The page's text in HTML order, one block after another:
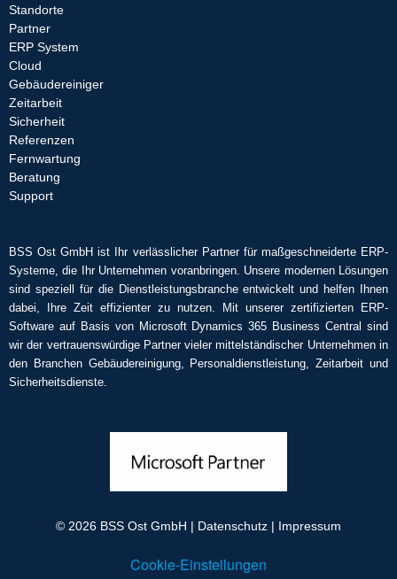
Standorte
Partner
ERP System
Cloud
Gebäudereiniger
Zeitarbeit
Sicherheit
Referenzen
Fernwartung
Beratung
Support
BSS Ost GmbH ist Ihr verlässlicher Partner für maßgeschneiderte ERP-
Systeme, die Ihr Unternehmen voranbringen. Unsere modernen Lösungen
sind speziell für die Dienstleistungsbranche entwickelt und helfen Ihnen
dabei, Ihre Zeit effizienter zu nutzen. Mit unserer zertifizierten ERP-
Software auf Basis von Microsoft Dynamics 365 Business Central sind
wir der vertrauenswürdige Partner vieler mittelständischer Unternehmen in
den Branchen Gebäudereinigung, Personaldienstleistung, Zeitarbeit und
Sicherheitsdienste.
© 2026 BSS Ost GmbH | Datenschutz | Impressum
Cookie-Einstellungen